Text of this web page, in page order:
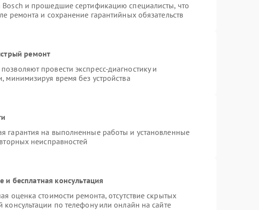
Bosch и прошедшие сертификацию специалисты, что
ремонта и сохранение гарантийных обязательств
ремонт
провести экспресс-диагностику и
минимизируя время без устройства
гарантия на выполненные работы и установленные
неисправностей
бесплатная консультация
оценка стоимости ремонта, отсутствие скрытых
по телефону или онлайн на сайте